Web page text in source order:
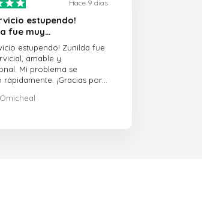
Hace 9 dias
estupendo!
fue muy…
estupendo! Zunilda fue
amable y
Mi problema se
rápidamente. ¡Gracias por